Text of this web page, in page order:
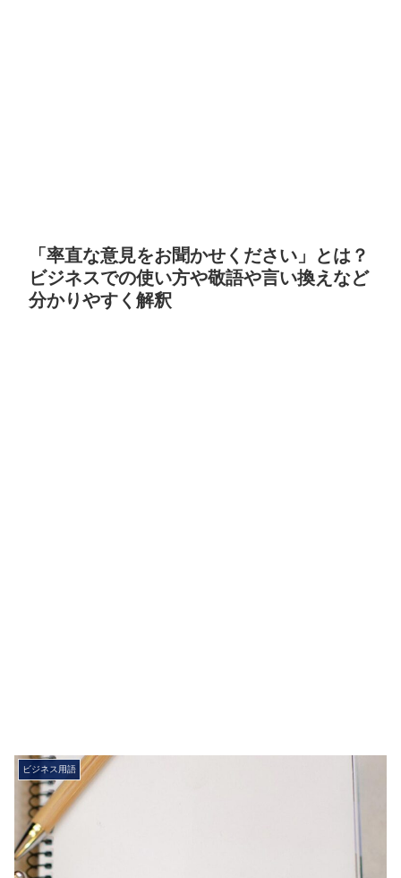
「率直な意見をお聞かせください」とは？
ビジネスでの使い方や敬語や言い換えなど
分かりやすく解釈
ビジネス用語